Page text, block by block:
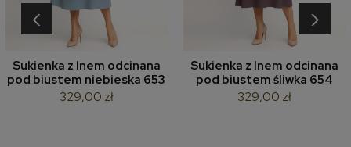
Sukienka z lnem odcinana
pod biustem niebieska 653
329,00 zł
Sukienka z lnem odcinana
pod biustem śliwka 654
329,00 zł
‹ ›